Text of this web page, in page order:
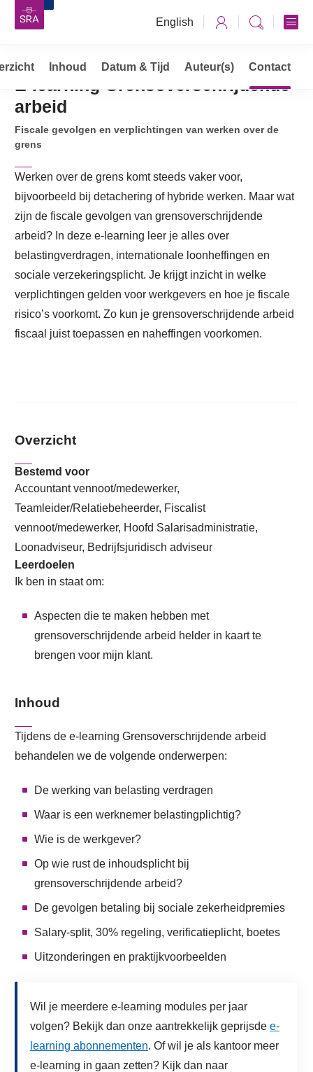
English
Opleidingen, cursussen & trainingen
E-learning Grensoverschrijdende
arbeid
Fiscale gevolgen en verplichtingen van werken over de
grens
Werken over de grens komt steeds vaker voor,
bijvoorbeeld bij detachering of hybride werken. Maar wat
zijn de fiscale gevolgen van grensoverschrijdende
arbeid? In deze e-learning leer je alles over
belastingverdragen, internationale loonheffingen en
sociale verzekeringsplicht. Je krijgt inzicht in welke
verplichtingen gelden voor werkgevers en hoe je fiscale
risico’s voorkomt. Zo kun je grensoverschrijdende arbeid
fiscaal juist toepassen en naheffingen voorkomen.
Inhoud Datum & Tijd Auteur(s) Contact
Overzicht
Bestemd voor
Accountant vennoot/medewerker,
Teamleider/Relatiebeheerder, Fiscalist
vennoot/medewerker, Hoofd Salarisadministratie,
Loonadviseur, Bedrijfsjuridisch adviseur
Leerdoelen
Ik ben in staat om:
Aspecten die te maken hebben met
grensoverschrijdende arbeid helder in kaart te
brengen voor mijn klant.
Inhoud
Tijdens de e-learning Grensoverschrijdende arbeid
behandelen we de volgende onderwerpen:
De werking van belasting verdragen
Waar is een werknemer belastingplichtig?
Wie is de werkgever?
Op wie rust de inhoudsplicht bij
grensoverschrijdende arbeid?
De gevolgen betaling bij sociale zekerheidpremies
Salary-split, 30% regeling, verificatieplicht, boetes
Uitzonderingen en praktijkvoorbeelden
Wil je meerdere e-learning modules per jaar
volgen? Bekijk dan onze aantrekkelijk geprijsde e-
learning abonnementen. Of wil je als kantoor meer
e-learning in gaan zetten? Kijk dan naar